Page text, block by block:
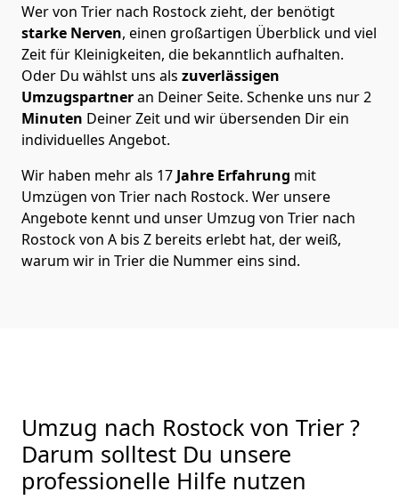
Wer von Trier nach Rostock zieht, der benötigt
starke Nerven, einen großartigen Überblick und viel
Zeit für Kleinigkeiten, die bekanntlich aufhalten.
Oder Du wählst uns als zuverlässigen
Umzugspartneran Deiner Seite. Schenke uns nur2
Minuten Deiner Zeit und wir übersenden Dir ein
individuelles Angebot.
Wir haben mehr als 17 Jahre Erfahrung mit
Umzügen von Trier nach Rostock. Wer unsere
Angebote kennt und unser Umzug von Trier nach
Rostock von A bis Z bereits erlebt hat, der weiß,
warum wir in Trier die Nummer eins sind.
Umzug nach Rostock von Trier ?
Darum solltest Du unsere
professionelle Hilfe nutzen